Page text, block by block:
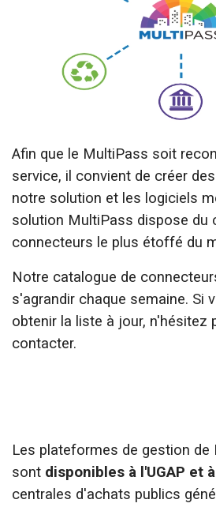
Afin que le MultiPass soit
service, il convient de créer
notre solution et les logiciels
solution MultiPass dispose du
connecteurs le plus étoffé du
Notre catalogue de
s'agrandir chaque semaine. Si
obtenir la liste à jour, n'hésitez
contacter.
Les plateformes de gestion de
sont disponibles à l'UGAP et
centrales d'achats publics